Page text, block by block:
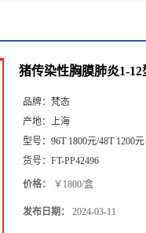
猪传染性胸膜肺炎1-
品牌： 梵态
产地： 上海
型号： 96T 1800元/48T 1200元
货号： FT-PP42496
价格： ￥1800/盒
发布日期： 2024-03-11